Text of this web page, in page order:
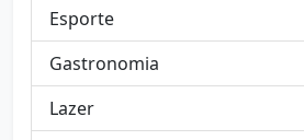
Esporte
Gastronomia
Lazer